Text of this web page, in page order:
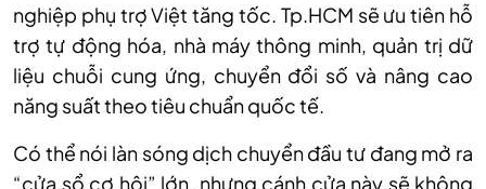
nghiệp phụ trợ Việt tăng tốc. Tp.HCM sẽ ưu tiên hỗ
trợ tự động hóa, nhà máy thông minh, quản trị dữ
liệu chuỗi cung ứng, chuyển đổi số và nâng cao
năng suất theo tiêu chuẩn quốc tế.
Có thể nói làn sóng dịch chuyển đầu tư đang mở ra
“cửa sổ cơ hội” lớn, nhưng cánh cửa này sẽ không